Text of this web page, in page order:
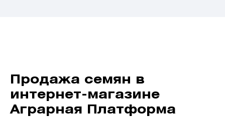
Продажа семян в
интернет-магазине
Аграрная Платформа